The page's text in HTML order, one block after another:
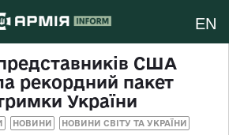
EN
США
рекордний пакет
України
НОВИНИ НОВИНИ СВІТУ ТА УКРАЇНИ